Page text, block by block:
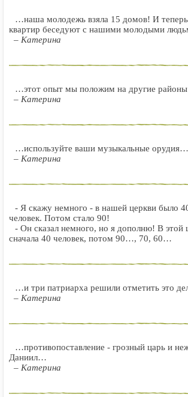
…наша молодежь взяла 15 домов! И
квартир беседуют с нашими молодыми
– Катерина
…этот опыт мы положим на другие
– Катерина
…используйте ваши музыкальные орудия…
– Катерина
- Я скажу немного - в нашей церкви было
человек. Потом стало 90!
- Он сказал немного, но я дополню! В этой
сначала 40 человек, потом 90…, 70, 60…
…и три патриарха решили отметить это
– Катерина
…противопоставление - грозный царь и
Даниил…
– Катерина